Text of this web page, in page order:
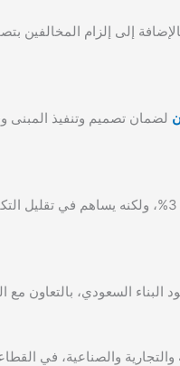
مالية تصل إلى 500,000 ريال سعودي،
لضمان تصميم وتنفيذ
قد يؤدي الالتزام بالكود إلى زيادة طفيفة في تكلفة
السعودي، بالتعاون مع
والصناعية، في